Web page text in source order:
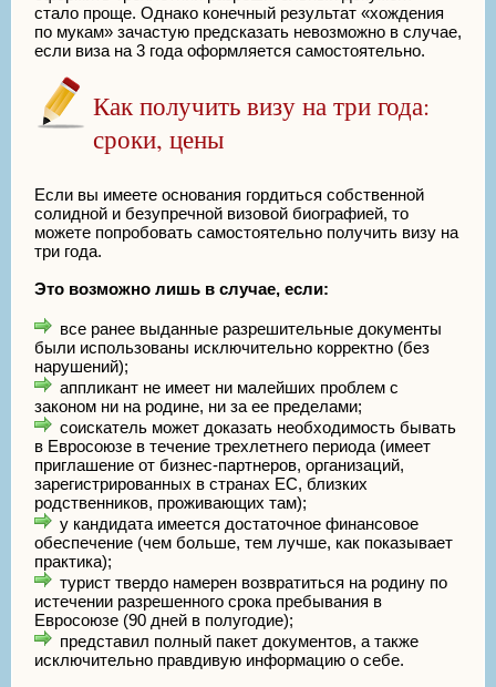
стало проще. Однако конечный результат «хождения
по мукам» зачастую предсказать невозможно в случае,
если виза на 3 года оформляется самостоятельно.
Как получить визу на три года:
сроки, цены
Если вы имеете основания гордиться собственной
солидной и безупречной визовой биографией, то
можете попробовать самостоятельно получить визу на
три года.
Это возможно лишь в случае, если:
все ранее выданные разрешительные документы
были использованы исключительно корректно (без
нарушений);
аппликант не имеет ни малейших проблем с
законом ни на родине, ни за ее пределами;
соискатель может доказать необходимость бывать
в Евросоюзе в течение трехлетнего периода (имеет
приглашение от бизнес-партнеров, организаций,
зарегистрированных в странах ЕС, близких
родственников, проживающих там);
у кандидата имеется достаточное финансовое
обеспечение (чем больше, тем лучше, как показывает
практика);
турист твердо намерен возвратиться на родину по
истечении разрешенного срока пребывания в
Евросоюзе (90 дней в полугодие);
представил полный пакет документов, а также
исключительно правдивую информацию о себе.